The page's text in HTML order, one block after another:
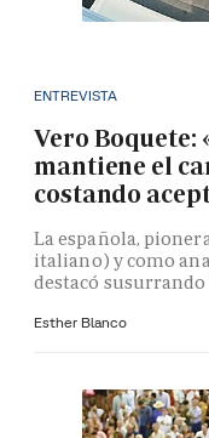
ENTREVISTA
Vero
mantiene el
costando
La española,
italiano) y como
destacó
Esther Blanco